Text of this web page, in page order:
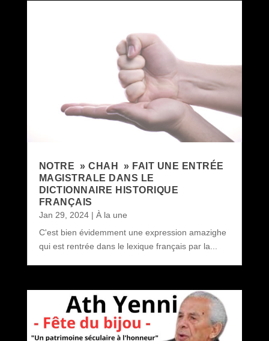
NOTRE » CHAH » FAIT UNE ENTRÉE
MAGISTRALE DANS LE
DICTIONNAIRE HISTORIQUE
FRANÇAIS
Jan 29, 2024| À la une
C'est bien évidemment une expression amazighe
qui est rentrée dans le lexique français par la...